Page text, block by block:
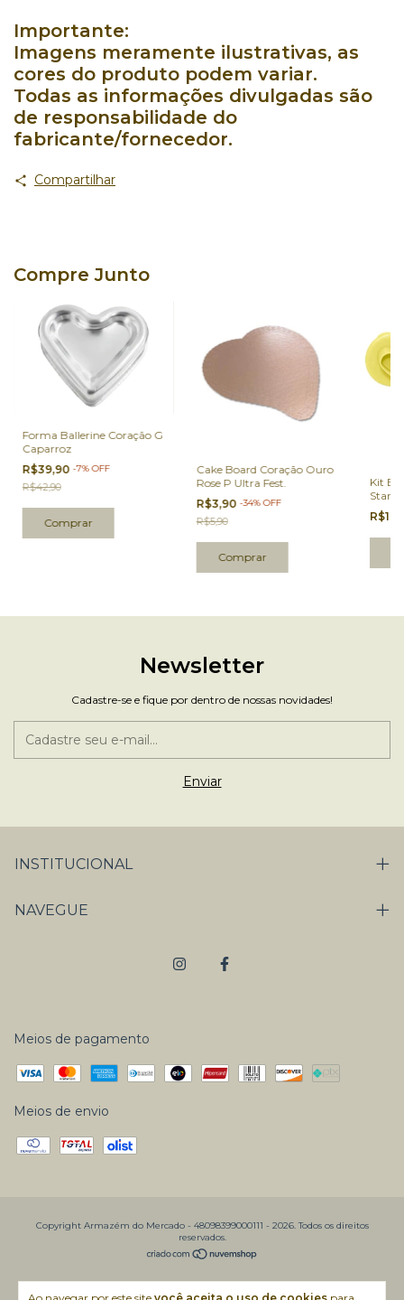
Importante:
Imagens meramente ilustrativas, as
cores do produto podem variar.
Todas as informações divulgadas são
de responsabilidade do
fabricante/fornecedor.
Compartilhar
Compre Junto
Forma Ballerine Coração G
Caparroz
R$39,90 -7%OFF
R$42,90
Cake Board Coração Ouro
Rose P Ultra Fest.
R$3,90 -34%OFF
R$5,90
Kit
Star 4
Newsletter
Cadastre-se e fique por dentro de nossas novidades!
INSTITUCIONAL
NAVEGUE
Meios de pagamento
Meios de envio
Copyright Armazém do Mercado - 48098399000111 - 2026. Todos os direitos
reservados.